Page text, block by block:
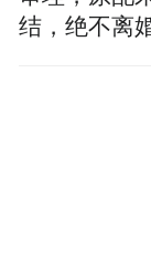
结，绝不离